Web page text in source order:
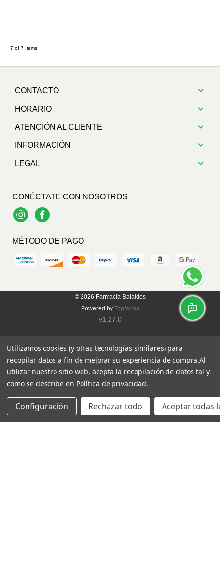
7 of 7 Items
CONTACTO
HORARIO
ATENCIÓN AL CLIENTE
INFORMACIÓN
LEGAL
CONÉCTATE CON NOSOTROS
InstagramFacebook
MÉTODO DE PAGO
© 2026 Farmacia Balaidos
Powered by Topfarma
v1.27.0
Utilizamos cookies (y otras tecnologías similares) para
recopilar datos a fin de mejorar su experiencia de compra.Al
utilizar nuestro sitio web, acepta la recopilación de datos tal y
como se describe en Política de privacidad.
Configuración Rechazar todo Aceptar todas